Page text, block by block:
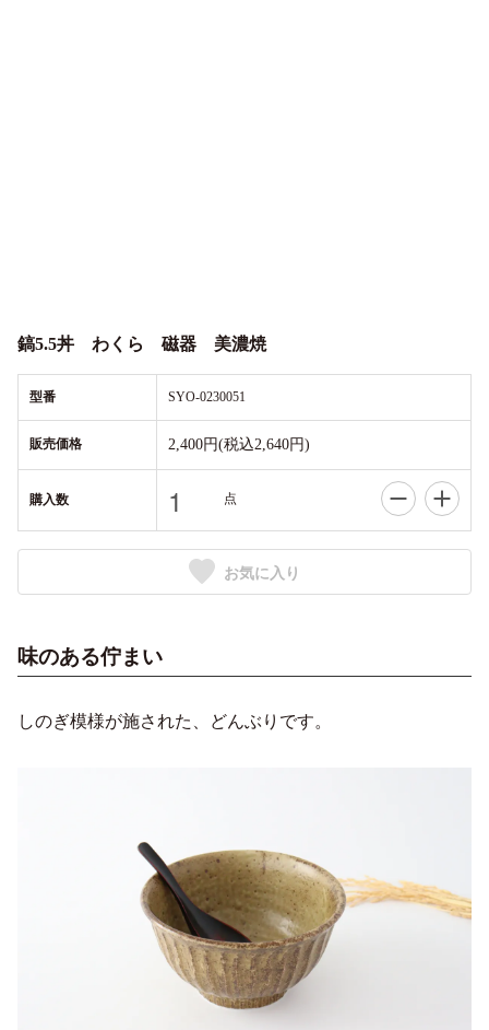
鎬5.5丼 わくら 磁器 美濃焼
型番 SYO-0230051
販売価格 2,400円(税込2,640円)
購入数 点
お気に入り
味のある佇まい
しのぎ模様が施された、どんぶりです。